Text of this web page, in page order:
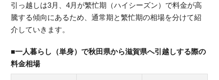
引っ越しは3月、4月が繁忙期（ハイシーズン）で料金が高
騰する傾向にあるため、通常期と繁忙期の相場を分けて紹
介していきます。
■一人暮らし（単身）で秋田県から滋賀県へ引越しする際の
料金相場